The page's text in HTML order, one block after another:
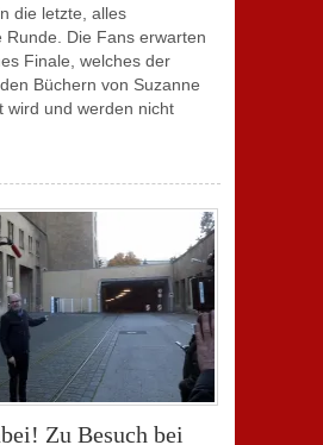
die letzte, alles
Runde. Die Fans erwarten
Finale, welches der
Büchern von Suzanne
wird und werden nicht
Zu Besuch bei